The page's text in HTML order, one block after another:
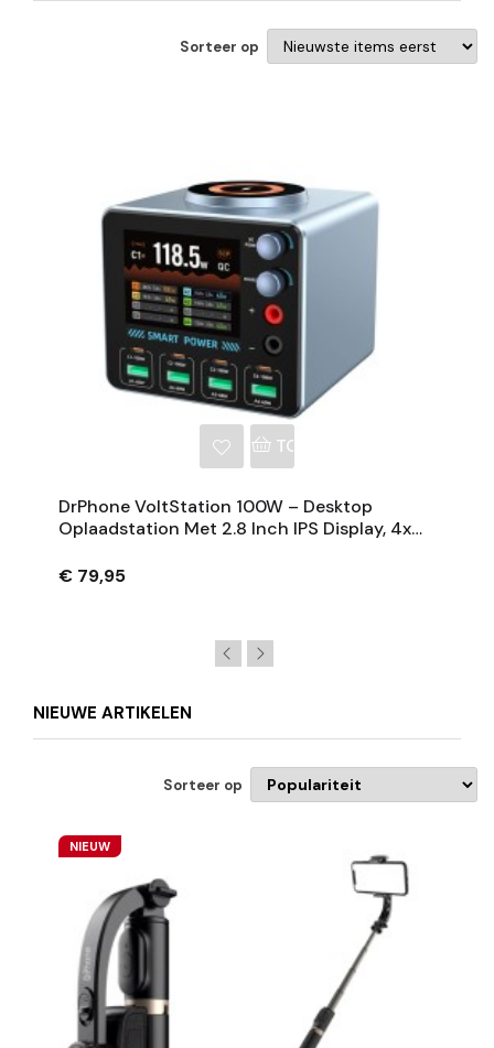
Sorteer op
TOEVOEGEN AAN
DrPhone VoltStation 100W – Desktop
Oplaadstation Met 2.8 Inch IPS Display, 4x
DC-Voeding
€ 79,95
NIEUWE ARTIKELEN
Sorteer op
NIEUW